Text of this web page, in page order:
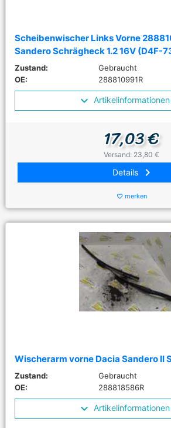
Scheibenwischer Links Vorne
Sandero Schrägheck 1.2 16V (D4F-
Zustand:
Gebraucht
OE:
288810991R
Artikelinformationen
17,03 €
Versand: 23,80 €
Details keyboard_arrow_right
favorite_border merken
Wischerarm vorne Dacia Sandero II
Zustand:
Gebraucht
OE:
288818586R
Artikelinformationen